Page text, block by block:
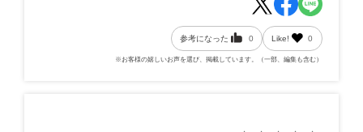
参考になった 0 Like! 0
※お客様の嬉しいお声を選び、掲載しています。（一部、編集も含む）